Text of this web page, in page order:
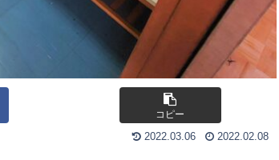
コピー
2022.03.06 2022.02.08